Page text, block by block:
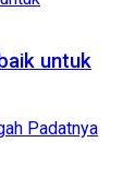
untuk